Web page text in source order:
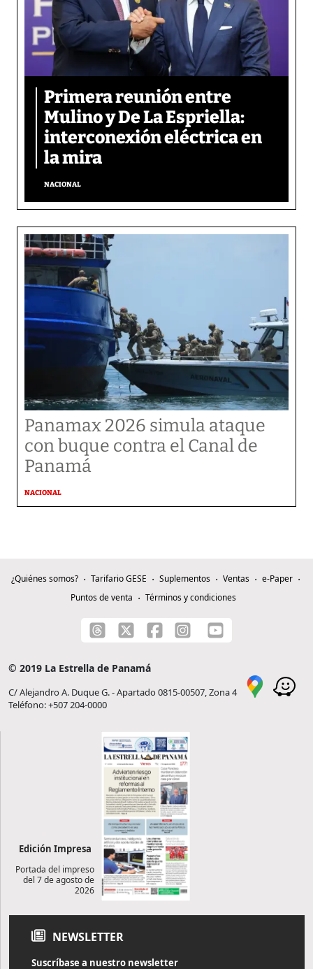
Primera reunión entre
Mulino y De La Espriella:
interconexión eléctrica en
la mira
NACIONAL
Panamax 2026 simula ataque
con buque contra el Canal de
Panamá
NACIONAL
¿Quiénes somos? Tarifario GESE Suplementos Ventas
e-Paper
Puntos de venta
Términos y condiciones
© 2019 La Estrella de Panamá
C/ Alejandro A. Duque G. - Apartado 0815-00507, Zona 4
Teléfono: +507 204-0000
Edición Impresa
Portada del impreso
del 7 de agosto de
2026
NEWSLETTER
Suscríbase a nuestro newsletter